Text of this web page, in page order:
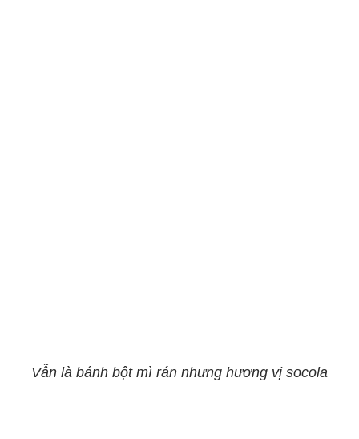
Vẫn là bánh bột mì rán nhưng hương vị socola